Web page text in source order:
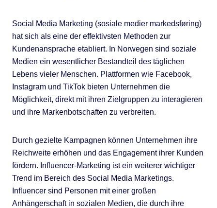
Social Media Marketing (sosiale medier markedsføring)
hat sich als eine der effektivsten Methoden zur
Kundenansprache etabliert. In Norwegen sind soziale
Medien ein wesentlicher Bestandteil des täglichen
Lebens vieler Menschen. Plattformen wie Facebook,
Instagram und TikTok bieten Unternehmen die
Möglichkeit, direkt mit ihren Zielgruppen zu interagieren
und ihre Markenbotschaften zu verbreiten.
Durch gezielte Kampagnen können Unternehmen ihre
Reichweite erhöhen und das Engagement ihrer Kunden
fördern. Influencer-Marketing ist ein weiterer wichtiger
Trend im Bereich des Social Media Marketings.
Influencer sind Personen mit einer großen
Anhängerschaft in sozialen Medien, die durch ihre